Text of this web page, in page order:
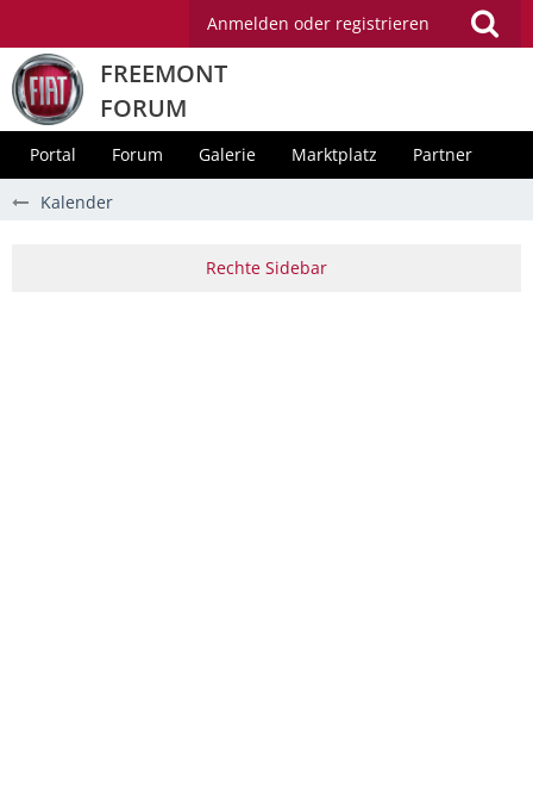
Anmelden oder registrieren
FREEMONT
FORUM
Portal Forum Galerie Marktplatz Partner
Kalender